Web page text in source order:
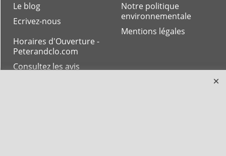
Notre politique
environnementale
Mentions légales
Le blog
Ecrivez-nous
Horaires d'Ouverture -
Peterandclo.com
Consultez les avis